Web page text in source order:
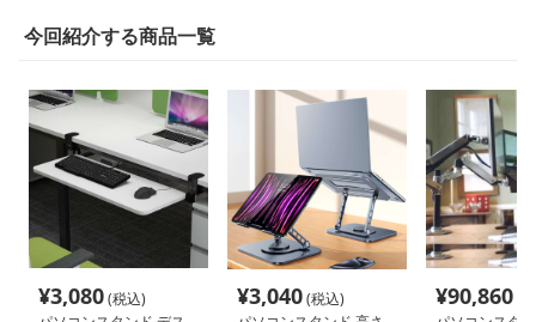
今回紹介する商品一覧
¥3,080(税込)
¥3,040(税込)
¥90,860